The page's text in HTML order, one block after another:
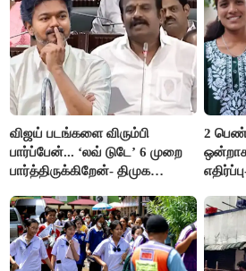
விஜய் படங்களை விரும்பி
பார்ப்பேன்... ‘லவ் டுடே’ 6 முறை
பார்த்திருக்கிறேன்- திமுக
2